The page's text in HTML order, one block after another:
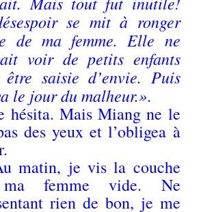
se mit à ronger
de ma femme. Elle ne
voir de petits enfants
être saisie d’envie. Puis
le jour du malheur.».
hésita. Mais Miang ne le
des yeux et l’obligea à
matin, je vis la couche
femme vide. Ne
rien de bon, je me